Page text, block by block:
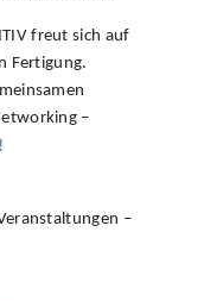
freut sich auf
Fertigung.
–
!
–